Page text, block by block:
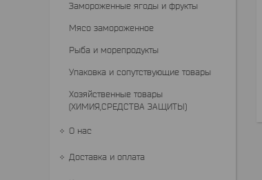
Замороженные ягоды и фрукты
Мясо замороженное
Рыба и морепродукты
Упаковка и сопутствующие товары
Хозяйственные товары
(ХИМИЯ,СРЕДСТВА ЗАЩИТЫ)
О нас
Доставка и оплата